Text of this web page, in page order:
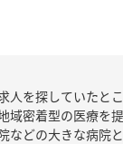
人を探していたと
域密着型の医療を
などの大きな病院